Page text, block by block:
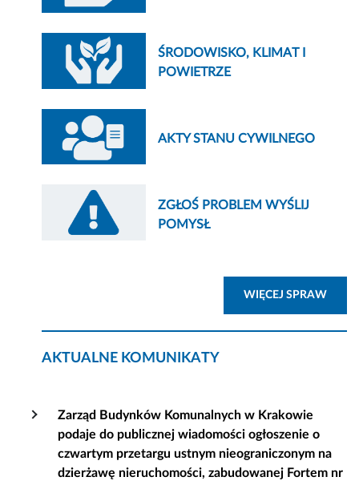
AKTY STANU CYWILNEGO
ŚRODOWISKO, KLIMAT I
POWIETRZE
ZGŁOŚ PROBLEM WYŚLIJ
POMYSŁ
WIĘCEJ SPRAW
AKTUALNE KOMUNIKATY
Zarząd Budynków Komunalnych w Krakowie
podaje do publicznej wiadomości ogłoszenie o
czwartym przetargu ustnym nieograniczonym na
dzierżawę nieruchomości, zabudowanej Fortem nr